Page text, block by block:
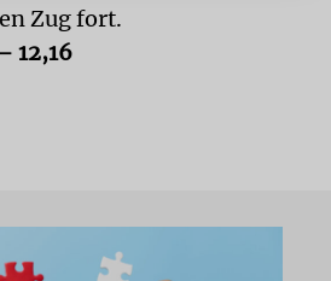
Zug fort.
12,16